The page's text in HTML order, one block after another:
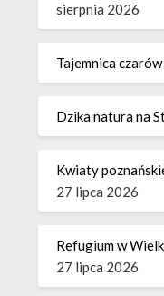
sierpnia 2026
Tajemnica
Dzika natura na
Kwiaty
27 lipca 2026
Refugium w
27 lipca 2026